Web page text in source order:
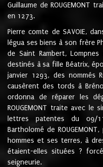
Guillaume de ROUGEMONT
en 1273.
Pierre comte de SAVOIE,
légua ses biens à son frère
de Saint Rambert,
destinés à sa fille Béatrix,
janvier 1293, des nommés
causèrent des tords à
ordonna de réparer les
ROUGEMONT traite avec le
lettres patentes du 09/
Bartholomé de
hommes et ses terres, à
étaient-elles situées ?
seigneurie.